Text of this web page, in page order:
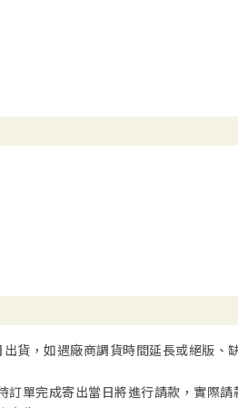
貨，如遇廠商調貨時間延長或絕版、
單完成寄出當日將進行請款，實際請